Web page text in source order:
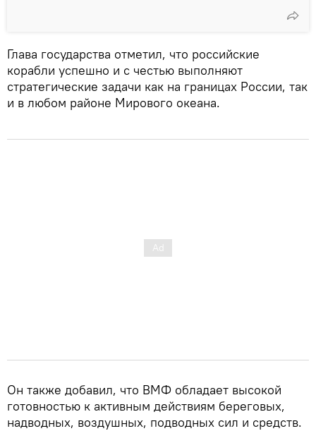
Глава государства отметил, что российские
корабли успешно и с честью выполняют
стратегические задачи как на границах России, так
и в любом районе Мирового океана.
Он также добавил, что ВМФ обладает высокой
готовностью к активным действиям береговых,
надводных, воздушных, подводных сил и средств.